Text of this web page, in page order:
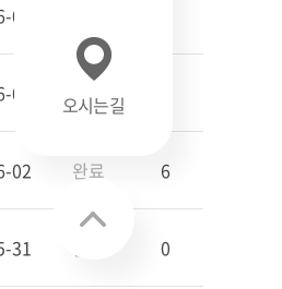
완료
02 완료 6
31 0
오시는길